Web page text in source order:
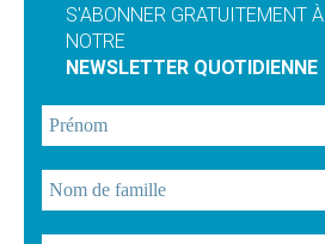
S'ABONNER GRATUITEMENT À
NOTRE
NEWSLETTER QUOTIDIENNE